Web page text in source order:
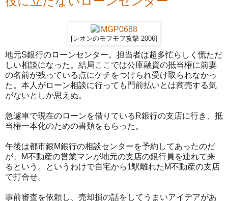
[レオンのモフモフ攻撃 2006]
地元S銀行のローンセンター。担当者は超多忙らしく慌ただ
しい相談になった。結局ここでは公庫融資の抵当権に前妻
の名前が残っている点にケチをつけられ受け取られなかっ
た。本人がローン相談に行っても門前払いとは商売する気
がないとしか思えぬ。
急遽車で現在のローンを借りているR銀行の支店に行き、抵
当権一本化のための書類をもらった。
午後は都市銀M銀行の相談センターを予約してあったのだ
が、M不動産の営業マンが地元の支店の銀行員を連れて来
るという。というわけで自宅から1駅離れたM不動産の支店
で打合せ。
事前審査を依頼し、売却損の話をしてうまいアイデアがあ